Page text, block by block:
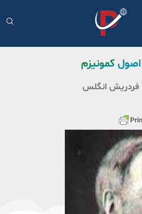
اصول کمونیزم
فردریش انگلس